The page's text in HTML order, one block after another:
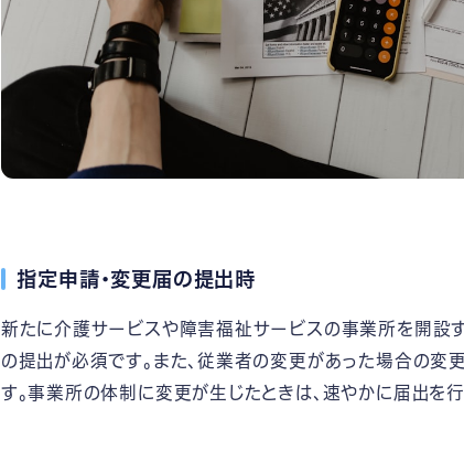
指定申請・変更届の提出時
新たに介護サービスや障害福祉サービスの事業所を開設
の提出が必須です。また、従業者の変更があった場合の変
す。事業所の体制に変更が生じたときは、速やかに届出を行